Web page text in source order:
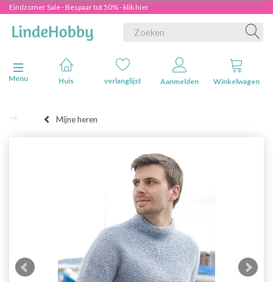
Eindzomer Sale - Bespaar tot 50% - klik hier
Navigatie in-/uitschakelen
Menu
Huis verlanglijst Aanmelden Winkelwagen
Mijne heren